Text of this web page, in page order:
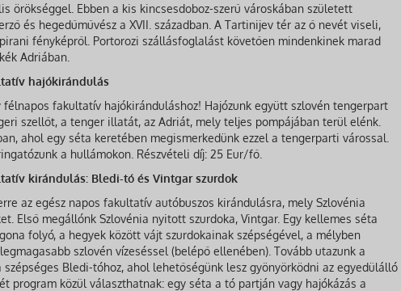
örökséggel. Ebben a kis kincsesdoboz-szerű városkában született
és hegedűművész a XVII. században. A Tartinijev tér az ő nevét viseli,
fényképről. Portorozi szállásfoglalást követően mindenkinek marad
Adriában.
hajókirándulás
félnapos fakultatív hajókiránduláshoz! Hajózunk együtt szlovén tengerpart
szellőt, a tenger illatát, az Adriát, mely teljes pompájában terül elénk.
ahol egy séta keretében megismerkedünk ezzel a tengerparti várossal.
a hullámokon. Részvételi díj: 25 Eur/fő.
kirándulás: Bledi-tó és Vintgar szurdok
az egész napos fakultatív autóbuszos kirándulásra, mely Szlovénia
Első megállónk Szlovénia nyitott szurdoka, Vintgar. Egy kellemes séta
folyó, a hegyek között vájt szurdokainak szépségével, a mélyben
szlovén vízeséssel (belépő ellenében). Tovább utazunk a
Bledi-tóhoz, ahol lehetőségünk lesz gyönyörködni az egyedülálló
program közül választhatnak: egy séta a tó partján vagy hajókázás a